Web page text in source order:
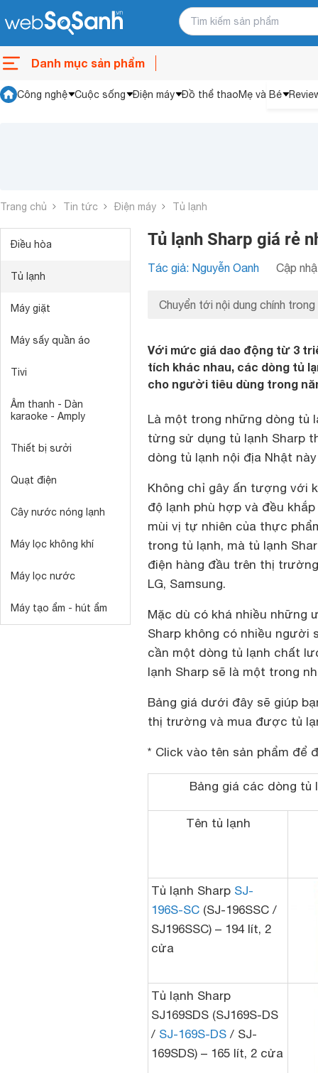
Danh mục sản phẩm
Công nghệ Cuộc sống Điện máy Đồ thể thaoMẹ và Bé
Trang chủ Tin tức Điện máy Tủ lạnh
Điều hòa
Tủ lạnh
Máy giặt
Máy sấy quần áo
Tivi
Âm thanh - Dàn
karaoke - Amply
Thiết bị sưởi
Quạt điện
Cây nước nóng lạnh
Máy lọc không khí
Máy lọc nước
Máy tạo ẩm - hút ẩm
Tủ lạnh Sharp giá rẻ
Tác giả: Nguyễn Oanh Cập
Chuyển tới nội dung chính trong
Với mức giá dao động từ 3
tích khác nhau, các dòng tủ
cho người tiêu dùng trong
Là một trong những dòng tủ
từng sử dụng tủ lạnh Sharp
dòng tủ lạnh nội địa Nhật
Không chỉ gây ấn tượng với
độ lạnh phù hợp và đều
mùi vị tự nhiên của thực
trong tủ lạnh, mà tủ lạnh
điện hàng đầu trên thị
LG, Samsung.
Mặc dù có khá nhiều những
Sharp không có nhiều người
cần một dòng tủ lạnh chất
lạnh Sharp sẽ là một trong
Bảng giá dưới đây sẽ giúp
thị trường và mua được tủ
* Click vào tên sản phẩm để
Bảng giá các dòng tủ
Tên tủ lạnh
Tủ lạnh Sharp SJ-
196S-SC (SJ-196SSC /
SJ196SSC) – 194 lít, 2
cửa
Tủ lạnh Sharp
SJ169SDS (SJ169S-DS
/ SJ-169S-DS / SJ-
169SDS) – 165 lít, 2 cửa